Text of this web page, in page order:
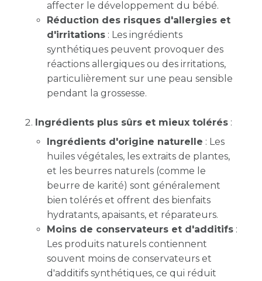
affecter le développement du bébé.
Réduction des risques d'allergies et
d'irritations: Les ingrédients
synthétiques peuvent provoquer des
réactions allergiques ou des irritations,
particulièrement sur une peau sensible
pendant la grossesse.
Ingrédients plus sûrs et mieux tolérés:
Ingrédients d'origine naturelle : Les
huiles végétales, les extraits de plantes,
et les beurres naturels (comme le
beurre de karité) sont généralement
bien tolérés et offrent des bienfaits
hydratants, apaisants, et réparateurs.
Moins de conservateurs et d'additifs:
Les produits naturels contiennent
souvent moins de conservateurs et
d'additifs synthétiques, ce qui réduit